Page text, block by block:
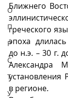
О
П
Р
С
Т
У
Ближнего
греческого
эпоха
до н.э. – 30 г.
Александра
установления
в регионе.